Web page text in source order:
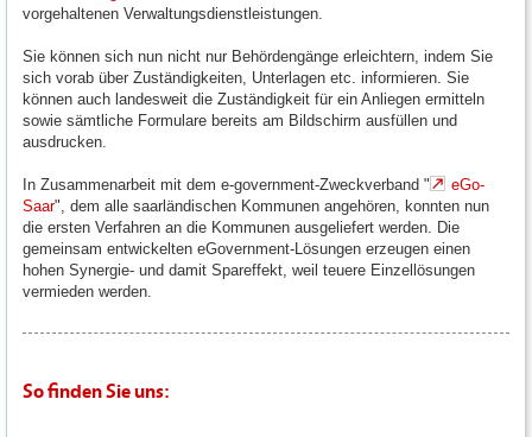
vorgehaltenen Verwaltungsdienstleistungen.
Sie können sich nun nicht nur Behördengänge erleichtern, indem Sie
sich vorab über Zuständigkeiten, Unterlagen etc. informieren. Sie
können auch landesweit die Zuständigkeit für ein Anliegen ermitteln
sowie sämtliche Formulare bereits am Bildschirm ausfüllen und
ausdrucken.
In Zusammenarbeit mit dem e-government-Zweckverband "
eGo-
Saar", dem alle saarländischen Kommunen angehören, konnten nun
die ersten Verfahren an die Kommunen ausgeliefert werden. Die
gemeinsam entwickelten eGovernment-Lösungen erzeugen einen
hohen Synergie- und damit Spareffekt, weil teuere Einzellösungen
vermieden werden.
So finden Sie uns: